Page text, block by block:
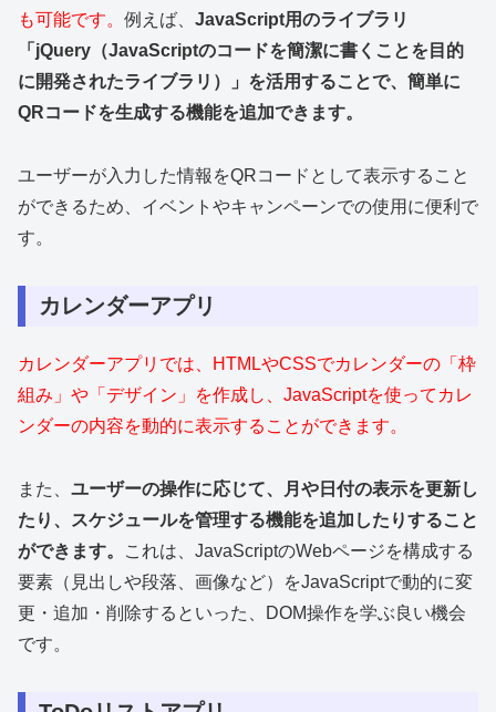
も可能です。 例えば、 JavaScript用のライブラリ
「jQuery（JavaScriptのコードを簡潔に書くことを目的
に開発されたライブラリ）」を活用することで、簡単に
QRコードを生成する機能を追加できます。
ユーザーが入力した情報をQRコードとして表示すること
ができるため、イベントやキャンペーンでの使用に便利で
す。
カレンダーアプリ
カレンダーアプリでは、HTMLやCSSでカレンダーの「枠
組み」や「デザイン」を作成し、JavaScriptを使ってカレ
ンダーの内容を動的に表示することができます。
また、 ユーザーの操作に応じて、月や日付の表示を更新し
たり、スケジュールを管理する機能を追加したりすること
ができます。
これは、JavaScriptのWebページを構成する
要素（見出しや段落、画像など）をJavaScriptで動的に変
更・追加・削除するといった、DOM操作を学ぶ良い機会
です。